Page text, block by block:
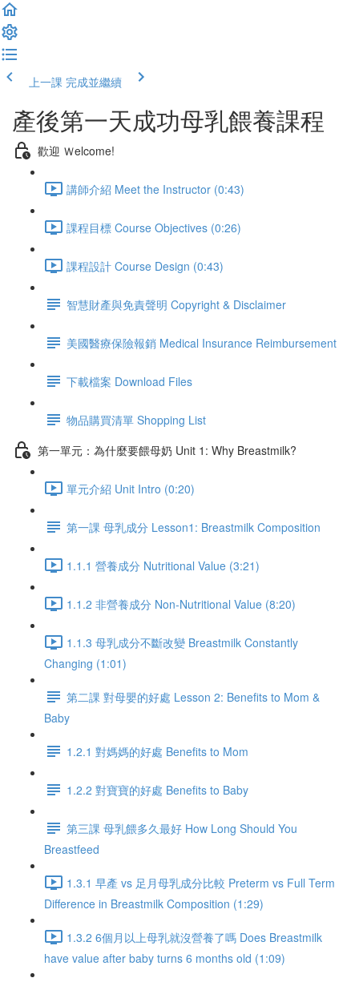
上一課 完成並繼續
產後第一天成功母乳餵養課程
歡迎 Ｗelcome!
講師介紹 Meet the Instructor (0:43)
課程目標 Course Objectives (0:26)
課程設計 Course Design (0:43)
智慧財產與免責聲明 Copyright & Disclaimer
美國醫療保險報銷 Medical Insurance Reimbursement
下載檔案 Download Files
物品購買清單 Shopping List
第一單元：為什麼要餵母奶 Unit 1: Why Breastmilk?
單元介紹 Unit Intro (0:20)
第一課 母乳成分 Lesson1: Breastmilk Composition
1.1.1 營養成分 Nutritional Value (3:21)
1.1.2 非營養成分 Non-Nutritional Value (8:20)
1.1.3 母乳成分不斷改變 Breastmilk Constantly
Changing (1:01)
第二課 對母嬰的好處 Lesson 2: Benefits to Mom &
Baby
1.2.1 對媽媽的好處 Benefits to Mom
1.2.2 對寶寶的好處 Benefits to Baby
第三課 母乳餵多久最好 How Long Should You
Breastfeed
1.3.1 早產 vs 足月母乳成分比較 Preterm vs Full Term
Difference in Breastmilk Composition (1:29)
1.3.2 6個月以上母乳就沒營養了嗎 Does Breastmilk
have value after baby turns 6 months old (1:09)